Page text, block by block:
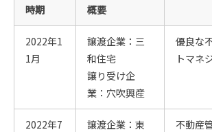
時期
概要
2022年1
1月
譲渡企業：三
和住宅
譲り受け企
業：穴吹興産
優良な
トマネ
2022年7
譲渡企業：東
不動産